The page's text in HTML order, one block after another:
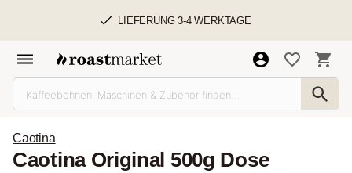
LIEFERUNG 3-4 WERKTAGE
Caotina
Caotina Original 500g Dose